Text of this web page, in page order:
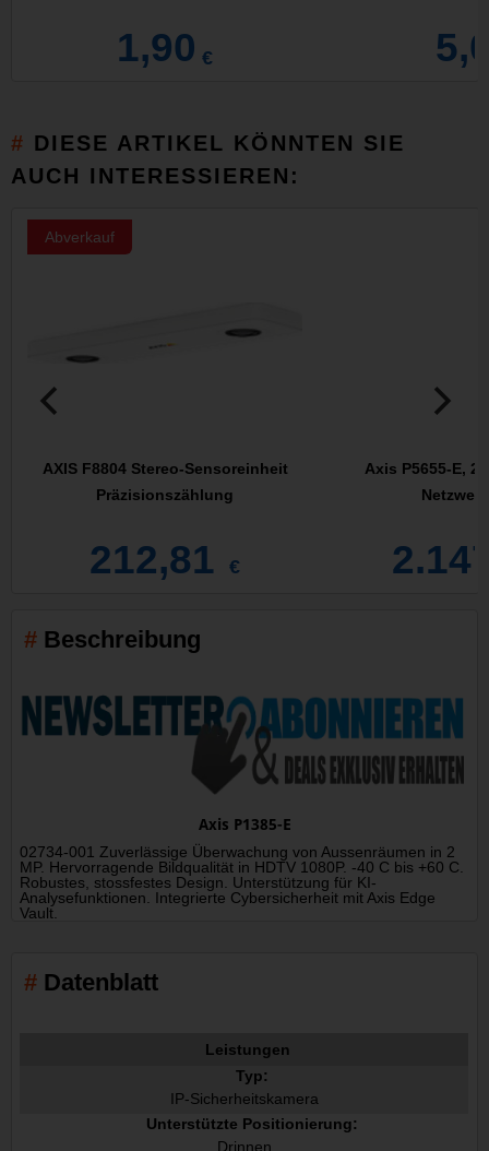
1,90 €
DIESE ARTIKEL KÖNNTEN SIE
AUCH INTERESSIEREN:
Abverkauf
AXIS F8804 Stereo-Sensoreinheit
Präzisionszählung
212,81 €
Axis P5655-E,
Beschreibung
Axis P1385-E
02734-001 Zuverlässige Überwachung von Aussenräumen in 2
MP. Hervorragende Bildqualität in HDTV 1080P. -40 C bis +60 C.
Robustes, stossfestes Design. Unterstützung für KI-
Analysefunktionen. Integrierte Cybersicherheit mit Axis Edge
Vault.
Datenblatt
Leistungen
Typ:
IP-Sicherheitskamera
Unterstützte Positionierung:
Drinnen